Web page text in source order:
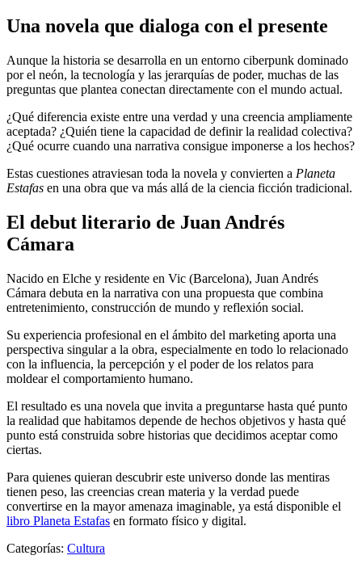
Una novela que dialoga con el presente
Aunque la historia se desarrolla en un entorno ciberpunk dominado
por el neón, la tecnología y las jerarquías de poder, muchas de las
preguntas que plantea conectan directamente con el mundo actual.
¿Qué diferencia existe entre una verdad y una creencia ampliamente
aceptada? ¿Quién tiene la capacidad de definir la realidad colectiva?
¿Qué ocurre cuando una narrativa consigue imponerse a los hechos?
Estas cuestiones atraviesan toda la novela y convierten a Planeta
Estafas en una obra que va más allá de la ciencia ficción tradicional.
El debut literario de Juan Andrés
Cámara
Nacido en Elche y residente en Vic (Barcelona), Juan Andrés
Cámara debuta en la narrativa con una propuesta que combina
entretenimiento, construcción de mundo y reflexión social.
Su experiencia profesional en el ámbito del marketing aporta una
perspectiva singular a la obra, especialmente en todo lo relacionado
con la influencia, la percepción y el poder de los relatos para
moldear el comportamiento humano.
El resultado es una novela que invita a preguntarse hasta qué punto
la realidad que habitamos depende de hechos objetivos y hasta qué
punto está construida sobre historias que decidimos aceptar como
ciertas.
Para quienes quieran descubrir este universo donde las mentiras
tienen peso, las creencias crean materia y la verdad puede
convertirse en la mayor amenaza imaginable, ya está disponible el
libro Planeta Estafas en formato físico y digital.
Categorías: Cultura